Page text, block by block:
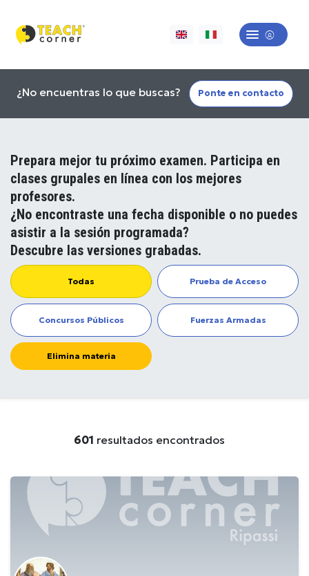
¿No encuentras lo que buscas? Ponte en contacto
Prepara mejor tu próximo examen. Participa en
clases grupales en línea con los mejores
profesores.
¿No encontraste una fecha disponible o no puedes
asistir a la sesión programada?
Descubre las versiones grabadas.
Todas Prueba de Acceso
Concursos Públicos Fuerzas Armadas
Elimina materia
601 resultados encontrados